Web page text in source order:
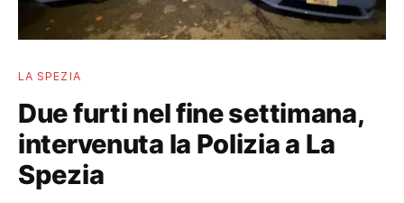
LA SPEZIA
Due furti nel fine settimana,
intervenuta la Polizia a La
Spezia